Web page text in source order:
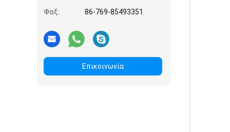
Φαξ:
86-769-85493351
Επικοινωνία